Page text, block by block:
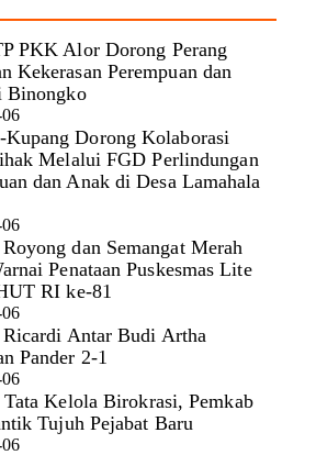
PKK Alor Dorong Perang
Kekerasan Perempuan dan
Binongko
Dorong Kolaborasi
Melalui FGD Perlindungan
dan Anak di Desa Lamahala
dan Semangat Merah
Penataan Puskesmas Lite
RI ke-81
Antar Budi Artha
Pander 2-1
Tata Kelola Birokrasi, Pemkab
Tujuh Pejabat Baru